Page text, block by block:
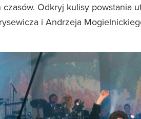
Odkryj kulisy powstania
i Andrzeja